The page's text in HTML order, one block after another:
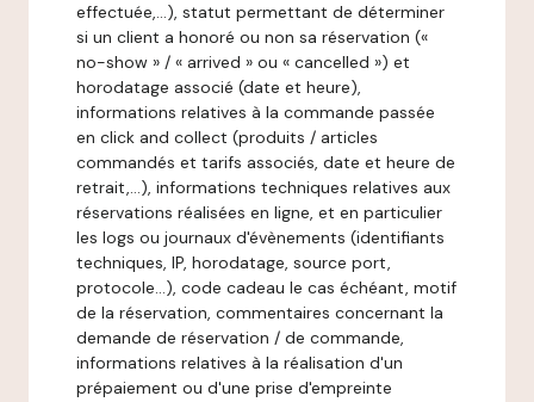
effectuée,…), statut permettant de déterminer
si un client a honoré ou non sa réservation («
no-show » / « arrived » ou « cancelled ») et
horodatage associé (date et heure),
informations relatives à la commande passée
en click and collect (produits / articles
commandés et tarifs associés, date et heure de
retrait,…), informations techniques relatives aux
réservations réalisées en ligne, et en particulier
les logs ou journaux d'évènements (identifiants
techniques, IP, horodatage, source port,
protocole…), code cadeau le cas échéant, motif
de la réservation, commentaires concernant la
demande de réservation / de commande,
informations relatives à la réalisation d'un
prépaiement ou d'une prise d'empreinte